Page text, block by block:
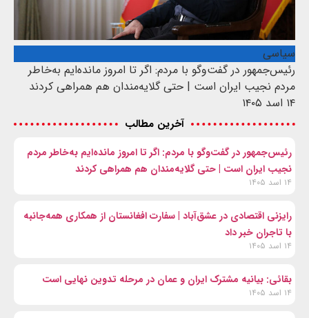
سیاسی
رئیس‌جمهور در گفت‌وگو با مردم: اگر تا امروز مانده‌ایم به‌خاطر
مردم نجیب ایران است | حتی گلایه‌مندان هم همراهی کردند
۱۴ اسد ۱۴۰۵
آخرین مطالب
رئیس‌جمهور در گفت‌وگو با مردم: اگر تا امروز مانده‌ایم به‌خاطر مردم
نجیب ایران است | حتی گلایه‌مندان هم همراهی کردند
۱۴ اسد ۱۴۰۵
رایزنی اقتصادی در عشق‌آباد | سفارت افغانستان از همکاری همه‌جانبه
با تاجران خبر داد
۱۴ اسد ۱۴۰۵
بقائی: بیانیه مشترک ایران و عمان در مرحله تدوین نهایی است
۱۴ اسد ۱۴۰۵